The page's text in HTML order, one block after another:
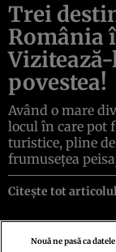
Trei
România
povestea!
Având o mare
locul în care pot
turistice, pline
frumuseţea
Citește tot
Nouă ne pasă ca